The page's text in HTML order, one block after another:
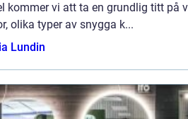
kommer vi att ta en grundlig titt på
olika typer av snygga k...
Lundin